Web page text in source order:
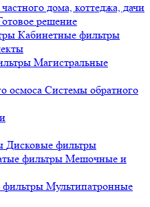
дома, коттеджа, дачи
решение
Кабинетные фильтры
Магистральные
Системы обратного
Дисковые фильтры
Мешочные и
Мультипатронные